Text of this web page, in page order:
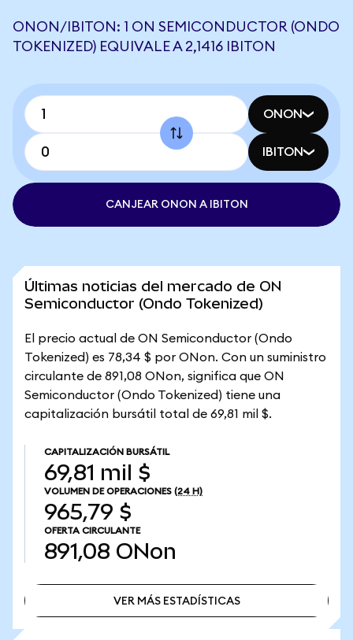
ONON/IBITON: 1 ON SEMICONDUCTOR (ONDO
TOKENIZED) EQUIVALE A 2,1416 IBITON
ONON
IBITON
CANJEAR ONON A IBITON
Últimas noticias del mercado de ON
Semiconductor (Ondo Tokenized)
El precio actual de ON Semiconductor (Ondo
Tokenized) es 78,34 $ por ONon. Con un suministro
circulante de 891,08 ONon, significa que ON
Semiconductor (Ondo Tokenized) tiene una
capitalización bursátil total de 69,81 mil $.
CAPITALIZACIÓN BURSÁTIL
69,81 mil $
VOLUMEN DE OPERACIONES (24 H)
965,79 $
OFERTA CIRCULANTE
891,08 ONon
VER MÁS ESTADÍSTICAS